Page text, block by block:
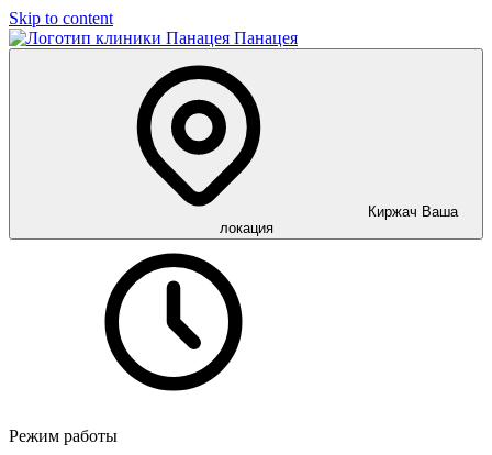
Skip to content
Панацея
Киржач Ваша
локация
Режим работы